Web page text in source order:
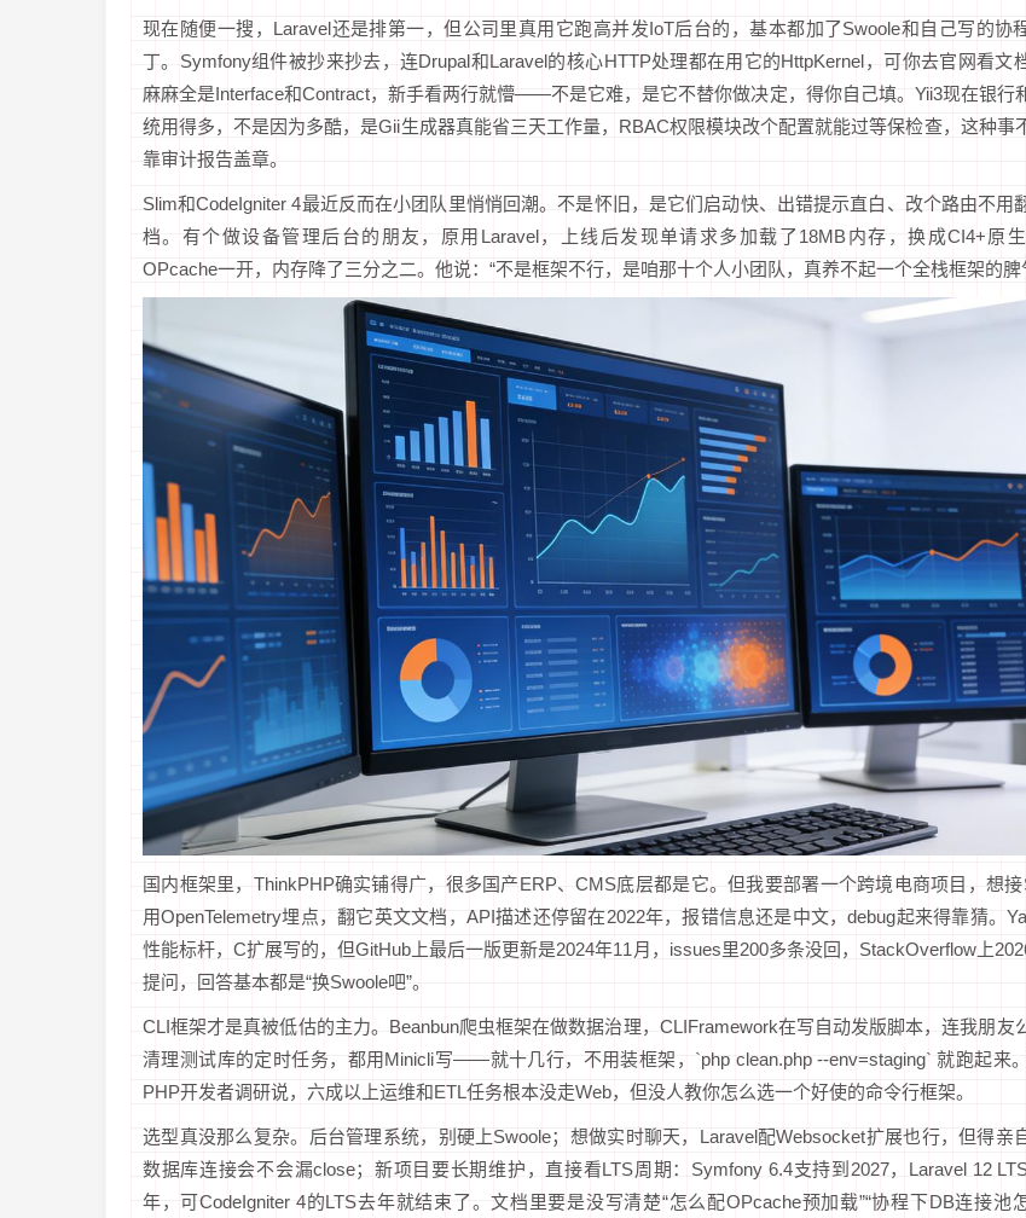
现在随便一搜，Laravel还是排第一，但公司里真用它跑高并发IoT后台的，基本都加了Swoole和自己写的协
丁。Symfony组件被抄来抄去，连Drupal和Laravel的核心HTTP处理都在用它的HttpKernel，可你去官网看文
麻麻全是Interface和Contract，新手看两行就懵——不是它难，是它不替你做决定，得你自己填。Yii3现在银行
统用得多，不是因为多酷，是Gii生成器真能省三天工作量，RBAC权限模块改个配置就能过等保检查，这种事
靠审计报告盖章。
Slim和CodeIgniter 4最近反而在小团队里悄悄回潮。不是怀旧，是它们启动快、出错提示直白、改个路由不用
档。有个做设备管理后台的朋友，原用Laravel，上线后发现单请求多加载了18MB内存，换成CI4+原生
OPcache一开，内存降了三分之二。他说：“不是框架不行，是咱那十个人小团队，真养不起一个全栈框架的脾
国内框架里，ThinkPHP确实铺得广，很多国产ERP、CMS底层都是它。但我要部署一个跨境电商项目，想接
用OpenTelemetry埋点，翻它英文文档，API描述还停留在2022年，报错信息还是中文，debug起来得靠猜。
性能标杆，C扩展写的，但GitHub上最后一版更新是2024年11月，issues里200多条没回，StackOverflow上
提问，回答基本都是“换Swoole吧”。
CLI框架才是真被低估的主力。Beanbun爬虫框架在做数据治理，CLIFramework在写自动发版脚本，连我朋友
清理测试库的定时任务，都用Minicli写——就十几行，不用装框架，`php clean.php --env=staging` 就跑起来
PHP开发者调研说，六成以上运维和ETL任务根本没走Web，但没人教你怎么选一个好使的命令行框架。
选型真没那么复杂。后台管理系统，别硬上Swoole；想做实时聊天，Laravel配Websocket扩展也行，但得亲
数据库连接会不会漏close；新项目要长期维护，直接看LTS周期：Symfony 6.4支持到2027，Laravel 12
年，可CodeIgniter 4的LTS去年就结束了。文档里要是没写清楚“怎么配OPcache预加载”“协程下DB连接池